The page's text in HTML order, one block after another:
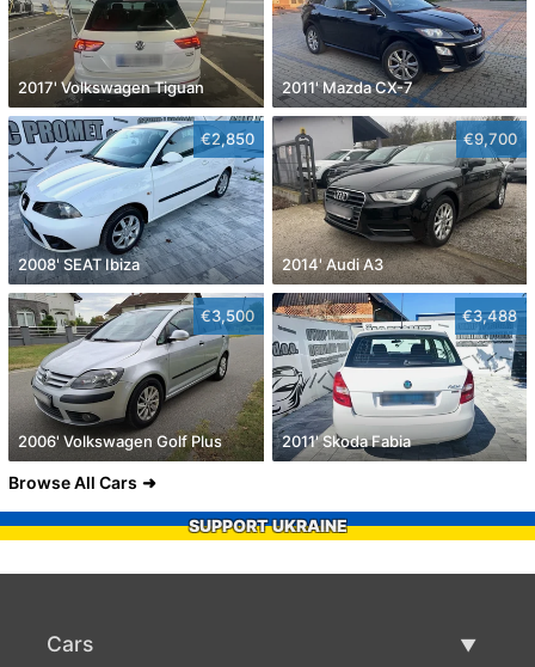
2017' Volkswagen Tiguan 2011' Mazda CX-7
€2,850
2008' SEAT Ibiza
€9,700
2014' Audi A3
€3,500
2006' Volkswagen Golf Plus
€3,488
2011' Skoda Fabia
Browse All Cars
SUPPORT UKRAINE
Cars